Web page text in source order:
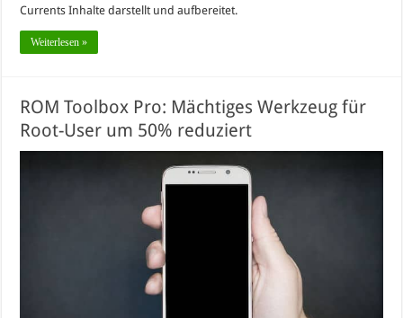
Currents Inhalte darstellt und aufbereitet.
Weiterlesen »
ROM Toolbox Pro: Mächtiges Werkzeug für
Root-User um 50% reduziert